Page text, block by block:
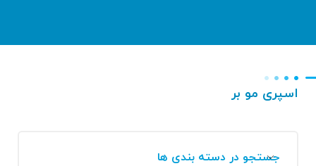
اسپری مو بر
جستجو در دسته بندی ها